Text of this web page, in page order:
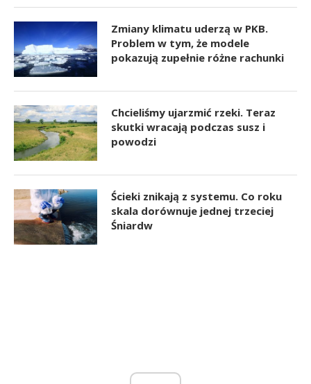
Zmiany klimatu uderzą w PKB.
Problem w tym, że modele
pokazują zupełnie różne rachunki
Chcieliśmy ujarzmić rzeki. Teraz
skutki wracają podczas susz i
powodzi
Ścieki znikają z systemu. Co roku
skala dorównuje jednej trzeciej
Śniardw